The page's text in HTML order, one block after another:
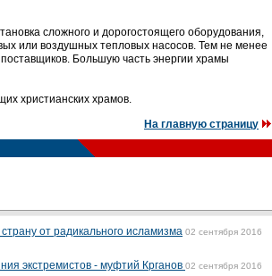
сложного и дорогостоящего оборудования,
или воздушных тепловых насосов. Тем не менее
Большую часть энергии храмы
христианских храмов.
На главную страницу
от радикального исламизма 02 сентября 2016
экстремистов - муфтий Крганов 02 сентября 2016